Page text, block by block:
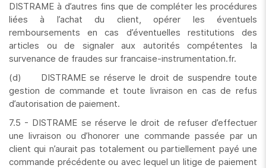
DISTRAME à d’autres fins que de compléter les procédures
liées à l’achat du client, opérer les éventuels
remboursements en cas d’éventuelles restitutions des
articles ou de signaler aux autorités compétentes la
survenance de fraudes sur francaise-instrumentation.fr.
(d) DISTRAME se réserve le droit de suspendre toute
gestion de commande et toute livraison en cas de refus
d’autorisation de paiement.
7.5 - DISTRAME se réserve le droit de refuser d’effectuer
une livraison ou d’honorer une commande passée par un
client qui n’aurait pas totalement ou partiellement payé une
commande précédente ou avec lequel un litige de paiement